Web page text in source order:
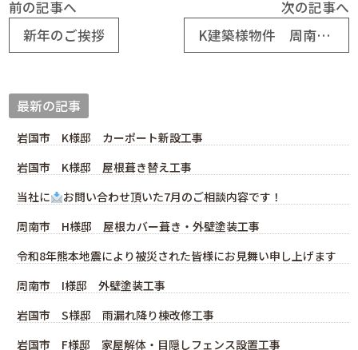
前の記事へ
新年のご挨拶
次の記事へ
K建築様物件 周南市W様邸屋根一部葺き替え工事
最新の記事
岩国市 K様邸 カーポート新設工事
岩国市 K様邸 屋根葺き替え工事
当社に
お問い合わせ頂いた7月のご相談内容です！
周南市 H様邸 屋根カバー葺き・外壁塗装工事
令和8年熊本地震により被災された皆様にお見舞い申し上げます
周南市 I様邸 外壁塗装工事
岩国市 S様邸 雨漏れ降り棟改修工事
岩国市 F様邸 家屋解体・目隠しフェンス設置工事